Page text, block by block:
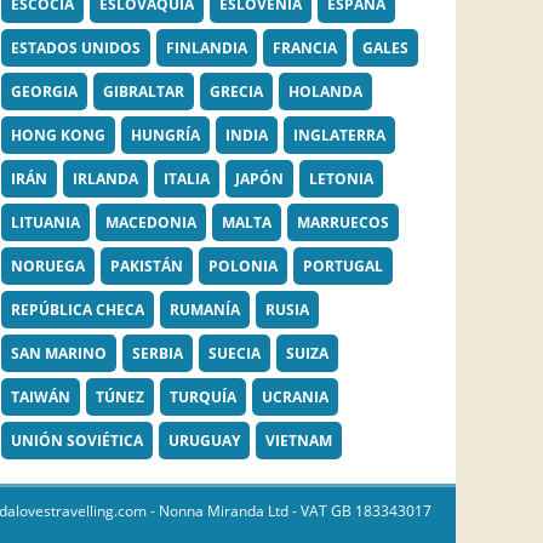
ESCOCIA ESLOVAQUIA ESLOVENIA ESPAÑA
ESTADOS UNIDOS FINLANDIA FRANCIA GALES
GEORGIA GIBRALTAR GRECIA HOLANDA
HONG KONG HUNGRÍA INDIA INGLATERRA
IRÁN IRLANDA ITALIA JAPÓN LETONIA
LITUANIA MACEDONIA MALTA MARRUECOS
NORUEGA PAKISTÁN POLONIA PORTUGAL
REPÚBLICA CHECA RUMANÍA RUSIA
SAN MARINO SERBIA SUECIA SUIZA
TAIWÁN TÚNEZ TURQUÍA UCRANIA
UNIÓN SOVIÉTICA URUGUAY VIETNAM
- Nonna Miranda Ltd - VAT GB 183343017